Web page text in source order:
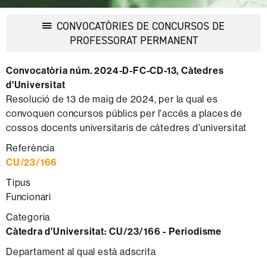
BarcelonaCONVOCATÒRIES DE CONCURSOS DE
PROFESSORAT PERMANENTDesplegar
Convocatòria núm. 2024-D-FC-CD-13, Càtedres
d'Universitat
Resolució de 13 de maig de 2024, per la qual es
convoquen concursos públics per l'accés a places de
cossos docents universitaris de càtedres d'universitat
Referència
CU/23/166
Tipus
Funcionari
Categoria
Càtedra d'Universitat:CU/23/166 - Periodisme
Departament al qual està adscrita